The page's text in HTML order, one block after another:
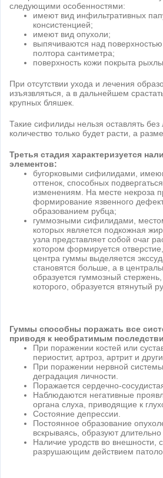
следующими особенностями:
имеют вид инфильтративных
консистенцией;
имеют вид опухоли;
выпячиваются над
полтора сантиметра;
поверхность кожи покрыта
При отсутствии ухода и лечения
изъязвляться, а в дальнейшем
крупных бляшек.
Такие сифилиды нельзя оставлять без
количество только будет расти, а
Третья стадия характеризуется
элементов:
бугорковыми сифилидами,
оттенок, способных
изменениям. На месте некроза
формирование язвенного
образованием рубца;
гуммозными сифилидами,
которых является подкожная
узла представляет собой очаг
котором формируется
центра гуммы выделяется
становятся больше, а в
образуется гуммозный
которого, образуется втянутый
Гуммы способны поражать все
приводя к необратимым
При поражении костей или
периостит, артроз, артрит и
При поражении нервной
деградация личности.
Поражается сердечно-
Наблюдаются негативные
органа слуха, приводящие к
Состояние депрессии.
Постоянное образование
вскрываясь, образуют
Наличие уродств во внешности,
разрушающим действием